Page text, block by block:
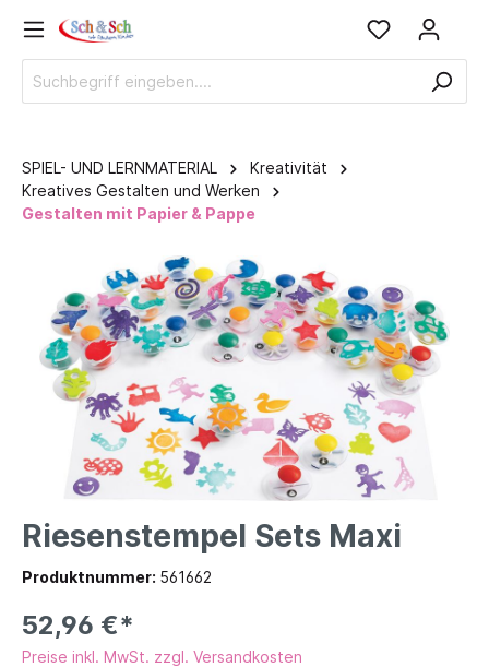
SPIEL- UND LERNMATERIAL
Kreativität
Kreatives Gestalten und Werken
Gestalten mit Papier & Pappe
Riesenstempel Sets Maxi
Produktnummer: 561662
52,96 €*
Preise inkl. MwSt. zzgl. Versandkosten